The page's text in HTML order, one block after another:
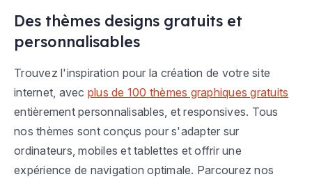
Des thèmes designs gratuits et
personnalisables
Trouvez l'inspiration pour la création de votre site
internet, avec plus de 100 thèmes graphiques gratuits
entièrement personnalisables, et responsives. Tous
nos thèmes sont conçus pour s'adapter sur
ordinateurs, mobiles et tablettes et offrir une
expérience de navigation optimale. Parcourez nos